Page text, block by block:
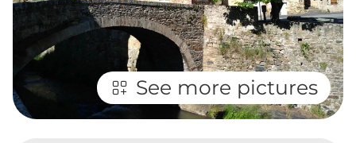
See more pictures